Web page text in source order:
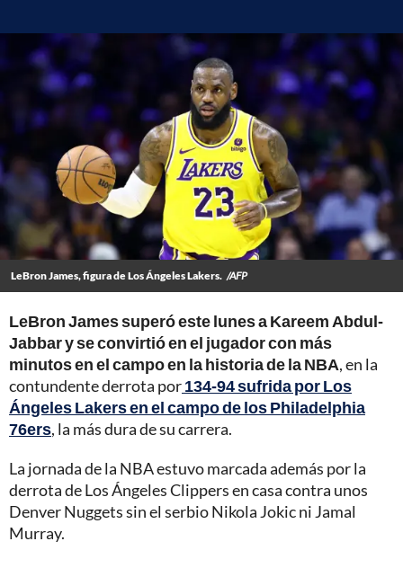
LeBron James, figura de Los Ángeles Lakers. /AFP
LeBron James superó este lunes a Kareem Abdul-
Jabbar y se convirtió en el jugador con más
minutos en el campo en la historia de la NBA, en la
contundente derrota por134-94 sufrida por Los
Ángeles Lakers en el campo de los Philadelphia
76ers, la más dura de su carrera.
La jornada de la NBA estuvo marcada además por la
derrota de Los Ángeles Clippers en casa contra unos
Denver Nuggets sin el serbio Nikola Jokic ni Jamal
Murray.